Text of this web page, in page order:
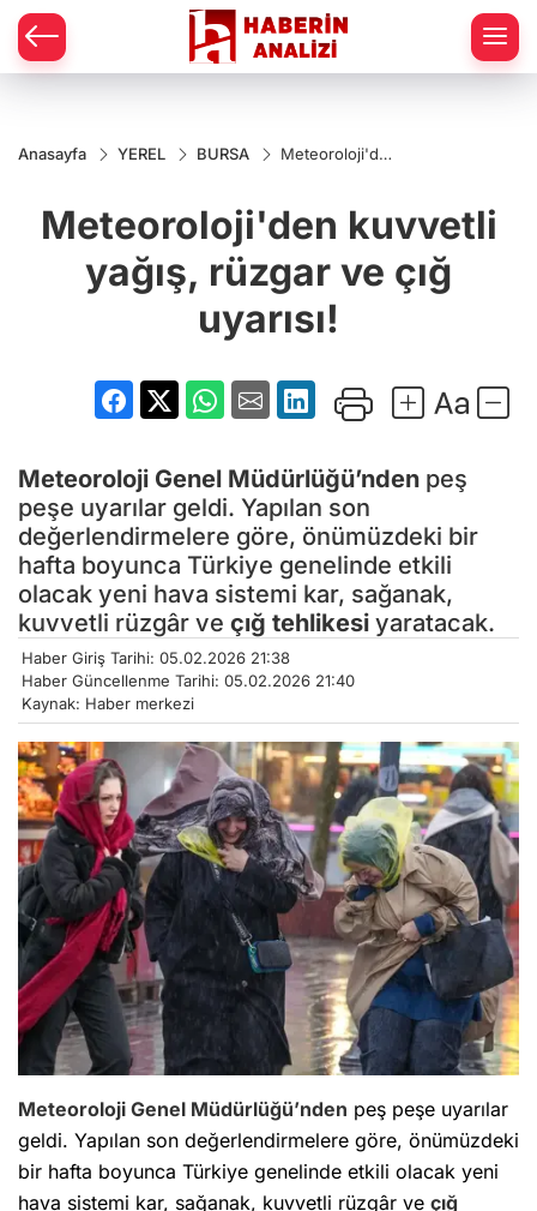
Anasayfa YEREL BURSA
Meteoroloji'den
uyarısı!
Meteoroloji'den kuvvetli
yağış, rüzgar ve çığ
uyarısı!
Meteoroloji Genel Müdürlüğü’nden peş
peşe uyarılar geldi. Yapılan son
değerlendirmelere göre, önümüzdeki bir
hafta boyunca Türkiye genelinde etkili
olacak yeni hava sistemi kar, sağanak,
kuvvetli rüzgâr ve çığ tehlikesi yaratacak.
Haber Giriş Tarihi: 05.02.2026 21:38
Haber Güncellenme Tarihi: 05.02.2026 21:40
Kaynak: Haber merkezi
Meteoroloji Genel Müdürlüğü’nden peş peşe uyarılar
geldi. Yapılan son değerlendirmelere göre, önümüzdeki
bir hafta boyunca Türkiye genelinde etkili olacak yeni
hava sistemi kar, sağanak, kuvvetli rüzgâr ve çığ